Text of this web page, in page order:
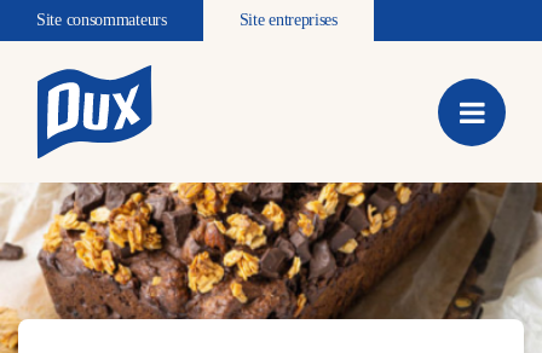
Site consommateurs Site entreprises